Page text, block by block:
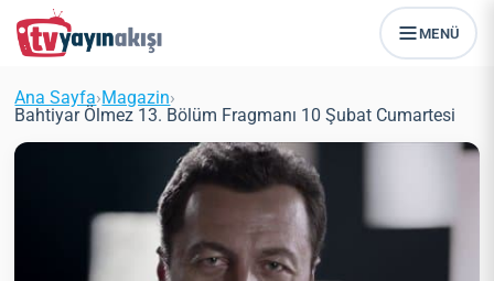
MENÜ
Ana Sayfa›Magazin›
Bahtiyar Ölmez 13. Bölüm Fragmanı 10 Şubat Cumartesi